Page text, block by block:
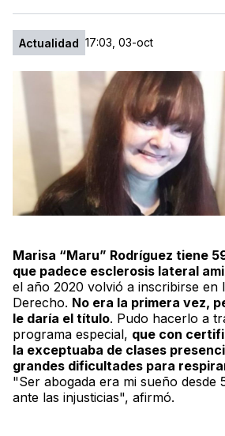
Actualidad 17:03, 03-oct
Marisa “Maru” Rodríguez tiene
que padece esclerosis lateral
el año 2020 volvió a inscribirse en
Derecho. No era la primera vez,
le daría el título. Pudo hacerlo a
programa especial, que con
la exceptuaba de clases
grandes dificultades para
"Ser abogada era mi sueño desde
ante las injusticias", afirmó.